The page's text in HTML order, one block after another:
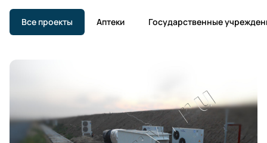
Все проекты Аптеки Государственные